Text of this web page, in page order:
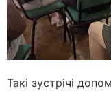
Такі зустрічі